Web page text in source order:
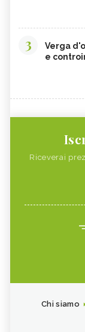
3
Verga
e
Riceverai
Chi siamo